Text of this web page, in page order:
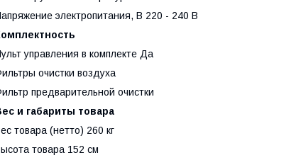
электропитания, В 220 - 240 В
управления в комплекте Да
очистки воздуха
предварительной очистки
и габариты товара
товара (нетто) 260 кг
товара 152 см